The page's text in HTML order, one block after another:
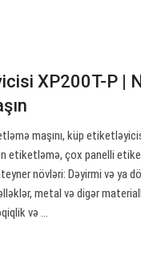
XP200T-P |
maşını, küp
etiketləmə, çox panelli
növləri: Dəyirmi və ya
metal və digər
və ...